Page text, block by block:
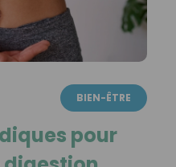
BIEN-ÊTRE
pour